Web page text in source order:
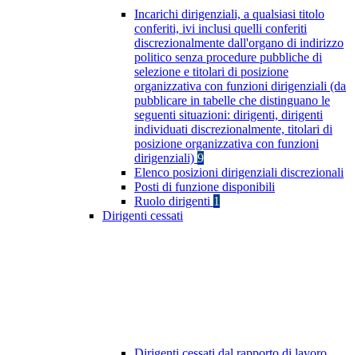
Incarichi dirigenziali, a qualsiasi titolo
conferiti, ivi inclusi quelli conferiti
discrezionalmente dall'organo di indirizzo
politico senza procedure pubbliche di
selezione e titolari di posizione
organizzativa con funzioni dirigenziali (da
pubblicare in tabelle che distinguano le
seguenti situazioni: dirigenti, dirigenti
individuati discrezionalmente, titolari di
posizione organizzativa con funzioni
dirigenziali) 9
Elenco posizioni dirigenziali discrezionali
Posti di funzione disponibili
Ruolo dirigenti 1
Dirigenti cessati